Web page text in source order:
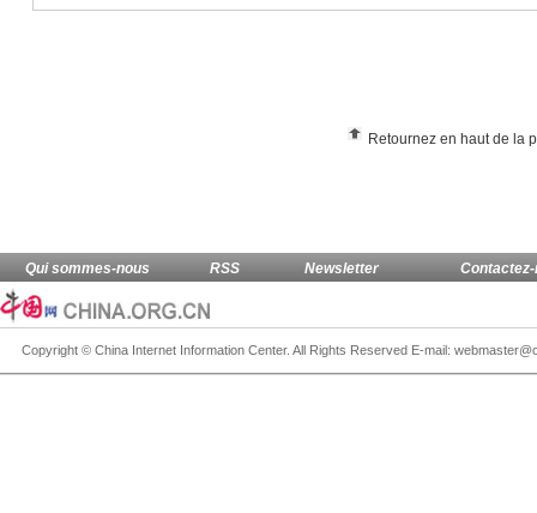
Retournez en haut de la